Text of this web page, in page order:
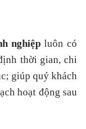
nghiệp luôn có
thời gian, chi
giúp quý khách
hoạt động sau